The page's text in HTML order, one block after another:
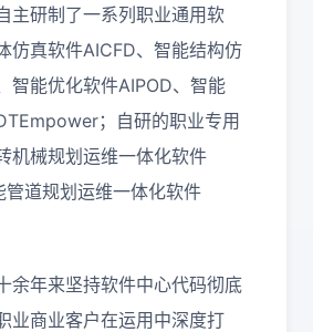
主研制了一系列职业通用软
仿真软件AICFD、智能结构仿
智能优化软件AIPOD、智能
；自研的职业专用
机械规划运维一体化软件
道规划运维一体化软件
余年来坚持软件中心代码彻底
业商业客户在运用中深度打